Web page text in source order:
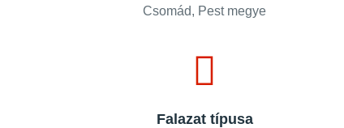
Csomád, Pest megye
Falazat típusa